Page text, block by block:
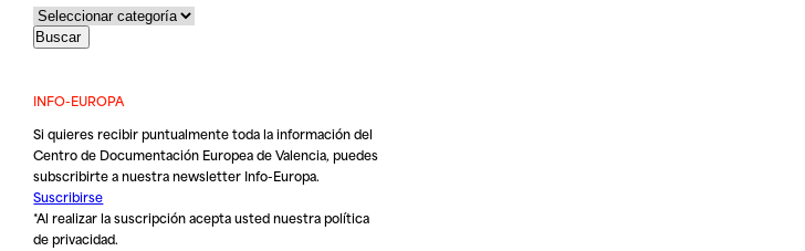
INFO-EUROPA
Si quieres recibir puntualmente toda la información del
Centro de Documentación Europea de Valencia, puedes
subscribirte a nuestra newsletter Info-Europa.
Suscribirse
*Al realizar la suscripción acepta usted nuestrapolítica
de privacidad.